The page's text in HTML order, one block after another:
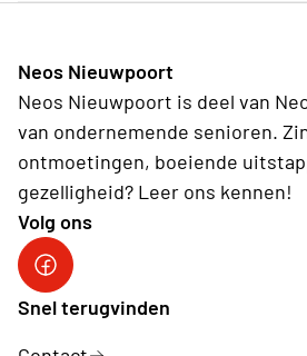
Neos Nieuwpoort
Neos Nieuwpoort is deel van
van ondernemende senioren.
ontmoetingen, boeiende
gezelligheid? Leer ons kennen!
Volg ons
Neos-Nieuwpoort
Snel terugvinden